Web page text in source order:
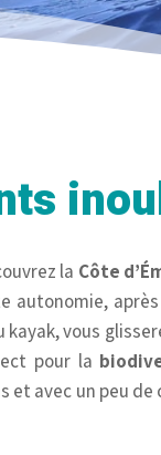
la Côte
autonomie,
vous
pour la
et avec un peu de